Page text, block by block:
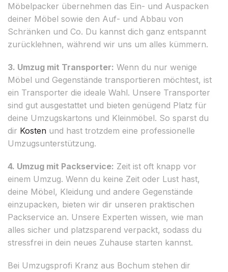
Möbelpacker übernehmen das Ein- und Auspacken
deiner Möbel sowie den Auf- und Abbau von
Schränken und Co. Du kannst dich ganz entspannt
zurücklehnen, während wir uns um alles kümmern.
3. Umzug mit Transporter: Wenn du nur wenige
Möbel und Gegenstände transportieren möchtest, ist
ein Transporter die ideale Wahl. Unsere Transporter
sind gut ausgestattet und bieten genügend Platz für
deine Umzugskartons und Kleinmöbel. So sparst du
dir Kosten und hast trotzdem eine professionelle
Umzugsunterstützung.
4. Umzug mit Packservice: Zeit ist oft knapp vor
einem Umzug. Wenn du keine Zeit oder Lust hast,
deine Möbel, Kleidung und andere Gegenstände
einzupacken, bieten wir dir unseren praktischen
Packservice an. Unsere Experten wissen, wie man
alles sicher und platzsparend verpackt, sodass du
stressfrei in dein neues Zuhause starten kannst.
Bei Umzugsprofi Kranz aus Bochum stehen dir